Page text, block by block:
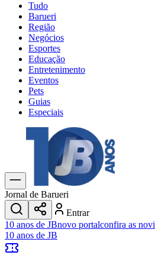
Tudo
Barueri
Região
Negócios
Esportes
Educação
Entretenimento
Eventos
Pets
Guias
Especiais
Explore Tudo
Últimas Notícias
Previsão do Tempo
Trânsito e Rotas
Dia a Dia & Lazer
Transportes
Gastronomia
Cinema & Shows
JogosNovo
Jornal de Barueri
Entrar
10 anos de JBnovo portalconfira as
10 anos de JB